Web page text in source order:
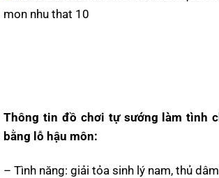
Thông tin đồ chơi tự sướng làm tình
bằng lỗ hậu môn:
– Tình năng: giải tỏa sinh lý nam, thủ